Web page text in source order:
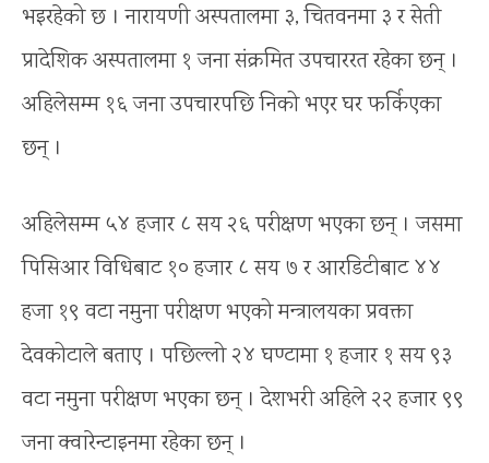
भइरहेको छ । नारायणी अस्पतालमा ३, चितवनमा ३ र सेती
प्रादेशिक अस्पतालमा १ जना संक्रमित उपचाररत रहेका छन् ।
अहिलेसम्म १६ जना उपचारपछि निको भएर घर फर्किएका
छन् ।
अहिलेसम्म ५४ हजार ८ सय २६ परीक्षण भएका छन् । जसमा
पिसिआर विधिबाट १० हजार ८ सय ७ र आरडिटीबाट ४४
हजा १९ वटा नमुना परीक्षण भएको मन्त्रालयका प्रवक्ता
देवकोटाले बताए । पछिल्लो २४ घण्टामा १ हजार १ सय ९३
वटा नमुना परीक्षण भएका छन् । देशभरी अहिले २२ हजार ९९
जना क्वारेन्टाइनमा रहेका छन् ।